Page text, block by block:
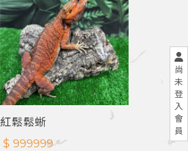
尚
未
登
入
會
員
紅鬆鬆蜥
$ 999999